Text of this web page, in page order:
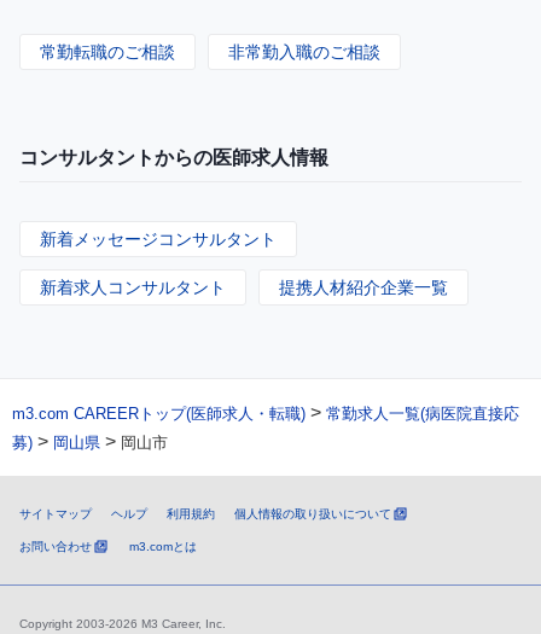
常勤転職のご相談 非常勤入職のご相談
コンサルタントからの医師求人情報
新着メッセージコンサルタント
新着求人コンサルタント 提携人材紹介企業一覧
m3.com CAREERトップ(医師求人・転職) > 常勤求人一覧(病医院直接応
募) > 岡山県 > 岡山市
サイトマップ ヘルプ 利用規約 個人情報の取り扱いについて
お問い合わせ m3.comとは
Copyright 2003-2026 M3 Career, Inc.